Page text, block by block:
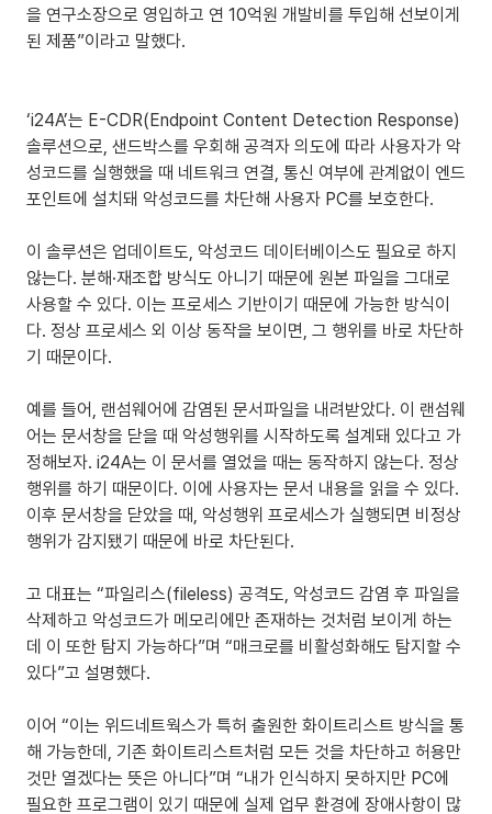
을 연구소장으로 영입하고 연 10억원 개발비를 투입해 선보이게
된 제품”이라고 말했다.
‘i24A’는 E-CDR(Endpoint Content Detection Response)
솔루션으로, 샌드박스를 우회해 공격자 의도에 따라 사용자가 악
성코드를 실행했을 때 네트워크 연결, 통신 여부에 관계없이 엔드
포인트에 설치돼 악성코드를 차단해 사용자 PC를 보호한다.
이 솔루션은 업데이트도, 악성코드 데이터베이스도 필요로 하지
않는다. 분해·재조합 방식도 아니기 때문에 원본 파일을 그대로
사용할 수 있다. 이는 프로세스 기반이기 때문에 가능한 방식이
다. 정상 프로세스 외 이상 동작을 보이면, 그 행위를 바로 차단하
기 때문이다.
예를 들어, 랜섬웨어에 감염된 문서파일을 내려받았다. 이 랜섬웨
어는 문서창을 닫을 때 악성행위를 시작하도록 설계돼 있다고 가
정해보자. i24A는 이 문서를 열었을 때는 동작하지 않는다. 정상
행위를 하기 때문이다. 이에 사용자는 문서 내용을 읽을 수 있다.
이후 문서창을 닫았을 때, 악성행위 프로세스가 실행되면 비정상
행위가 감지됐기 때문에 바로 차단된다.
고 대표는 “파일리스(fileless) 공격도, 악성코드 감염 후 파일을
삭제하고 악성코드가 메모리에만 존재하는 것처럼 보이게 하는
데 이 또한 탐지 가능하다”며 “매크로를 비활성화해도 탐지할 수
있다”고 설명했다.
이어 “이는 위드네트웍스가 특허 출원한 화이트리스트 방식을 통
해 가능한데, 기존 화이트리스트처럼 모든 것을 차단하고 허용만
것만 열겠다는 뜻은 아니다”며 “내가 인식하지 못하지만 PC에
필요한 프로그램이 있기 때문에 실제 업무 환경에 장애사항이 많